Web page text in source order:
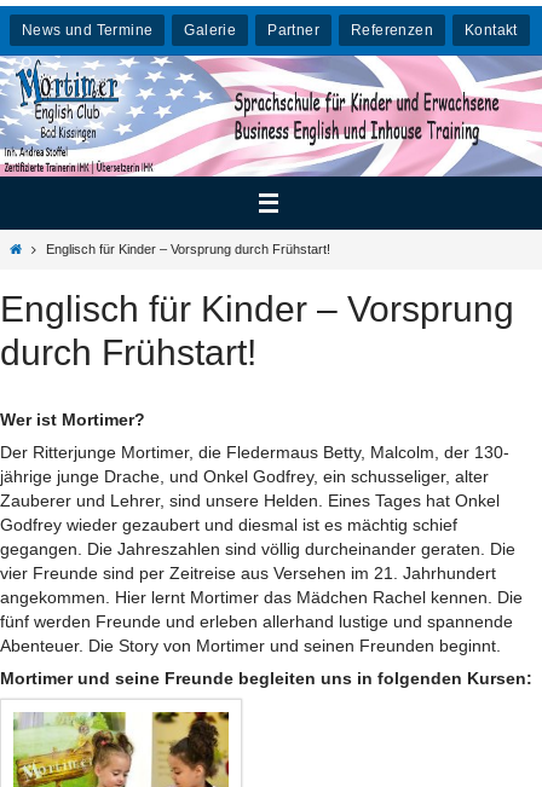
Zum
Inhalt
springen
News und Termine Galerie Partner Referenzen Kontakt
HomeEnglisch für Kinder – Vorsprung durch Frühstart!
Englisch für Kinder – Vorsprung
durch Frühstart!
Wer ist Mortimer?
Der Ritterjunge Mortimer, die Fledermaus Betty, Malcolm, der 130-
jährige junge Drache, und Onkel Godfrey, ein schusseliger, alter
Zauberer und Lehrer, sind unsere Helden. Eines Tages hat Onkel
Godfrey wieder gezaubert und diesmal ist es mächtig schief
gegangen. Die Jahreszahlen sind völlig durcheinander geraten. Die
vier Freunde sind per Zeitreise aus Versehen im 21. Jahrhundert
angekommen. Hier lernt Mortimer das Mädchen Rachel kennen. Die
fünf werden Freunde und erleben allerhand lustige und spannende
Abenteuer. Die Story von Mortimer und seinen Freunden beginnt.
Mortimer und seine Freunde begleiten uns in folgenden Kursen: